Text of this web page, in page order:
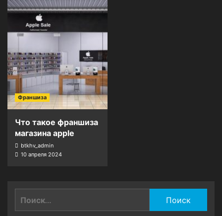
Франшиза
Что такое франшиза
магазина apple
btkhv_admin
10 апреля 2024